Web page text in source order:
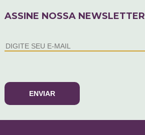
ASSINE NOSSA NEWSLETTER